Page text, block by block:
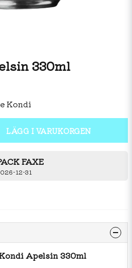
330ml
Kondi
LÄGG I VARUKORGEN
FAXE
12-31
Apelsin 330ml